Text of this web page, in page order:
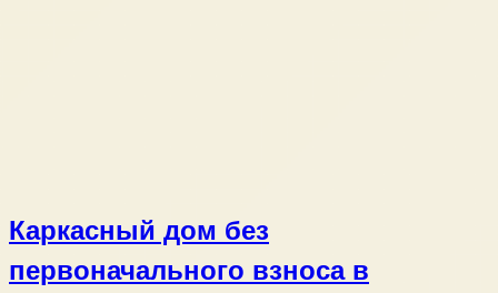
Каркасный дом без
первоначального взноса в